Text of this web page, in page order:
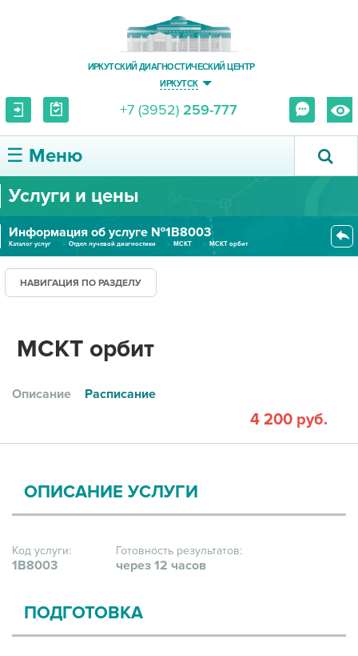
ИРКУТСКИЙ ДИАГНОСТИЧЕСКИЙ ЦЕНТР
ИРКУТСК
+7 (3952) 259-777
☰ Меню
О ЦЕНТРЕ
УСЛУГИ И ЦЕНЫ
ПАЦИЕНТУ
ПРАВОВАЯ ИНФОРМАЦИЯ
Услуги и цены
Информация об услуге №1В8003
Каталог услуг Отдел лучевой диагностики МСКТ МСКТ орбит
НАВИГАЦИЯ ПО РАЗДЕЛУ
МСКТ орбит
Описание Расписание
4 200 руб.
ОПИСАНИЕ УСЛУГИ
Код услуги:
1В8003
Готовность результатов:
через 12 часов
ПОДГОТОВКА